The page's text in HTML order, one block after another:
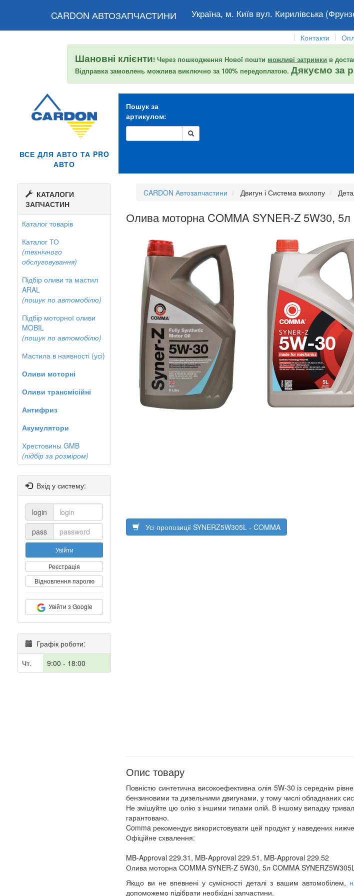
CARDON АВТОЗАПЧАСТИНИ Україна, м. Київ вул. Кирилівська
|
Контакти |
Шановні клієнти! Через пошкодження Нової пошти можливі затримки в
Відправка замовлень можлива виключно за 100% передоплатою.Дякуємо за
ВСЕ ДЛЯ АВТО ТА PRO
АВТО
Пошук за
артикулом:
КАТАЛОГИ
ЗАПЧАСТИН
Каталог товарів
Каталог ТО
(технічного
обслуговування)
Підбір оливи та мастил
ARAL
(пошук по автомобілю)
Підбір моторної оливи
MOBIL
(пошук по автомобілю)
Мастила в наявності (усі)
Оливи моторні
Оливи трансмісійні
Антифриз
Акумулятори
Хрестовины GMB
(підбір за розміром)
Вхід у систему:
login
pass
Увійти
Реєстрація
Відновлення паролю
Увійти з Google
Графік роботи:
Чт.
9:00 - 18:00
CARDON Автозапчастини Двигун і Система вихлопу
Олива моторна COMMA SYNER-Z 5W30, 5л
Усі пропозиції SYNERZ5W305L - COMMA
Опис товару
Повністю синтетична високоефективна олія 5W-30 із середнім
бензиновими та дизельними двигунами, у тому числі обладнаних
Не змішуйте цю олію з іншими типами олій. В іншому випадку
гарантовано.
Comma рекомендує використовувати цей продукт у наведених
Офіційне схвалення:
MB-Approval 229.31, MB-Approval 229.51, MB-Approval 229.52
Олива моторна COMMA SYNER-Z 5W30, 5л COMMA
Якщо ви не впевнені у сумісності деталі з вашим автомобілем,
допоможемо підібрати необхідні запчастини.